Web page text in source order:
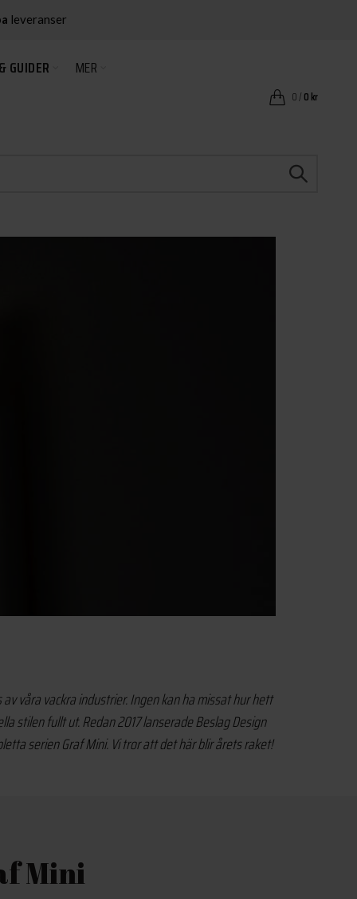
GUIDER MER
0/0kr
våra vackra industrier. Ingen kan ha missat hur hett
stilen fullt ut. Redan 2017 lanserade Beslag Design
serien Graf Mini. Vi tror att det här blir årets raket!
Mini
leveranser